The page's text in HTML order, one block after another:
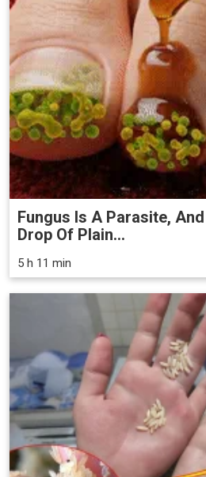
Fungus Is A Parasite,
Drop Of Plain...
5 h 11 min